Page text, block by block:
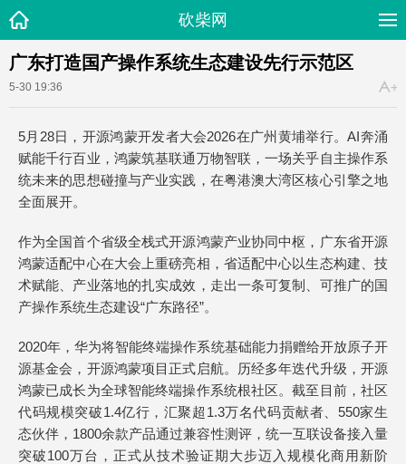
砍柴网
广东打造国产操作系统生态建设先行示范区
5-30 19:36
5月28日，开源鸿蒙开发者大会2026在广州黄埔举行。AI奔涌
赋能千行百业，鸿蒙筑基联通万物智联，一场关乎自主操作系
统未来的思想碰撞与产业实践，在粤港澳大湾区核心引擎之地
全面展开。
作为全国首个省级全栈式开源鸿蒙产业协同中枢，广东省开源
鸿蒙适配中心在大会上重磅亮相，省适配中心以生态构建、技
术赋能、产业落地的扎实成效，走出一条可复制、可推广的国
产操作系统生态建设“广东路径”。
2020年，华为将智能终端操作系统基础能力捐赠给开放原子开
源基金会，开源鸿蒙项目正式启航。历经多年迭代升级，开源
鸿蒙已成长为全球智能终端操作系统根社区。截至目前，社区
代码规模突破1.4亿行，汇聚超1.3万名代码贡献者、550家生
态伙伴，1800余款产品通过兼容性测评，统一互联设备接入量
突破100万台，正式从技术验证期大步迈入规模化商用新阶